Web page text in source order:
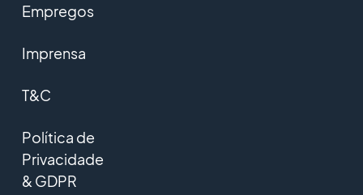
Empregos
Imprensa
T&C
Política de
Privacidade
& GDPR